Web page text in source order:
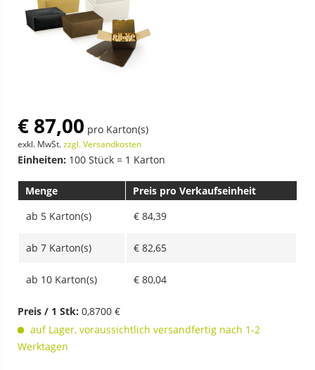
€ 87,00 pro Karton(s)
exkl. MwSt.zzgl. Versandkosten
Einheiten: 100 Stück = 1 Karton
Menge
Preis pro Verkaufseinheit
ab 5 Karton(s) € 84,39
ab 7 Karton(s) € 82,65
ab 10 Karton(s) € 80,04
Preis / 1 Stk: 0,8700 €
auf Lager, voraussichtlich versandfertig nach 1-2
Werktagen